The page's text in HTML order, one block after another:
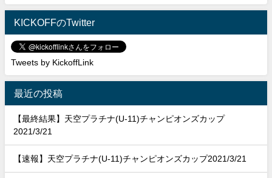
KICKOFFのTwitter
Tweets by KickoffLink
最近の投稿
【最終結果】天空プラチナ(U-11)チャンピオンズカップ
2021/3/21
【速報】天空プラチナ(U-11)チャンピオンズカップ2021/3/21